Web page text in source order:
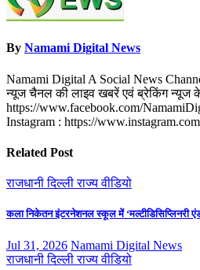
By Namami Digital News
Namami Digital A Social News
न्यूज चैनल की लाइव खबरें एवं ब्रेकिंग न्यूज
https://www.facebook.com/
Instagram : https://
Related Post
राजधानी दिल्लीराज्यवीडियो
कला निकेतन इंटरनेशनल स्कूल में ‘मल्टीडिसिप्लिनरी
Jul 31, 2026 Namami Digital News
राजधानी दिल्लीराज्यवीडियो